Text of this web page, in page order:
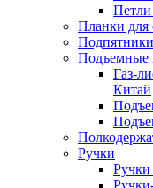
Планки для
Подпятники
Подъемные
Газ-
Китай
Ручки